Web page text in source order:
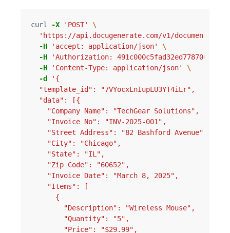
curl -X 'POST'
\
'https://api.docugenerate.com/v1/document'
-H
'accept: application/json'
\
-H
'Authorization:
-H
'Content-Type: application/json'
\
-d
'{
  "template_id": "7VYocxLnIupLU3YT4iLr",
  "data": [{
    "Company Name": "TechGear Solutions",
    "Invoice No": "INV-2025-001",
    "Street Address": "82 Bashford Avenue",
    "City": "Chicago",
    "State": "IL",
    "Zip Code": "60652",
    "Invoice Date": "March 8, 2025",
    "Items": [
      {
        "Description": "Wireless Mouse",
        "Quantity": "5",
        "Price": "$29.99",
        "Amount": "$149.95"
      },
      {
        "Description": "USB-C Cable (2m)",
        "Quantity": "10",
        "Price": "$12.50",
        "Amount": "$125.00"
      },
      {
        "Description": "Laptop Stand",
        "Quantity": "3",
        "Price": "$45.00",
        "Amount": "$135.00"
      }
    ],
    "Sub Total": "$409.95",
    "Tax Rate": "20",
    "Tax Total": "$81.99",
    "Total": "$491.94"
  }],
  "output_format": ".pdf/a-3b",
  "attach": "data:text/xml;name=factur-x.xml;base64,PD94bWwgdmVyc2lvbj0iMS4wIiBlbmNvZGluZz0iVVRGLTgiPz4KPHJzbTpDcm9zc0luZHVzdHJ5SW52b2ljZSB4bWxuczpyc209InVybjp1bjp1bmVjZTp1bmNlZmFjdDpkYXRhOnN0YW5kYXJkOkNyb3NzSW5kdXN0cnlJbnZvaWNlOjEwMCIKICAgICAgICAgICAgICAgICAgICAgICAgICB4bWxuczphPSJ1cm46dW46dW5lY2U6dW5jZWZhY3Q6ZGF0YTpzdGFuZGFyZDpRdWFsaWZpZWREYXRhVHlwZToxMDAiCiAgICAgICAgICAgICAgICAgICAgICAgICAgeG1sbnM6cWR0PSJ1cm46dW46dW5lY2U6dW5jZWZhY3Q6ZGF0YTpzdGFuZGFyZDpRdWFsaWZpZWREYXRhVHlwZToxMCIKICAgICAgICAgICAgICAgICAgICAgICAgICB4bWxuczpyYW09InVybjp1bjp1bmVjZTp1bmNlZmFjdDpkYXRhOnN0YW5kYXJkOlJldXNhYmxlQWdncmVnYXRlQnVzaW5lc3NJbmZvcm1hdGlvbkVudGl0eToxMDAiCiAgICAgICAgICAgICAgICAgICAgICAgICAgeG1sbnM6dWR0PSJ1cm46dW46dW5lY2U6dW5jZWZhY3Q6ZGF0YTpzdGFuZGFyZDpVbnF1YWxpZmllZERhdGFUeXBlOjEwMCIKICAgICAgICAgICAgICAgICAgICAgICAgICB4bWxuczp4c2k9Imh0dHA6Ly93d3cudzMub3JnLzIwMDEvWE1MU2NoZW1hLWluc3RhbmNlIj4KICAgIDxyc206RXhjaGFuZ2VkRG9jdW1lbnRDb250ZXh0PgogICAgICAgIDxyYW06R3VpZGVsaW5lU3BlY2lmaWVkRG9jdW1lbnRDb250ZXh0UGFyYW1ldGVyPgogICAgICAgICAgICA8cmFtOklEPnVybjpjZW4uZXU6ZW4xNjkzMToyMDE3PC9yYW06SUQ+CiAgICAgICAgPC9yYW06R3VpZGVsaW5lU3BlY2lmaWVkRG9jdW1lbnRDb250ZXh0UGFyYW1ldGVyPgogICAgPC9yc206RXhjaGFuZ2VkRG9jdW1lbnRDb250ZXh0PgogICAgPHJzbTpFeGNoYW5nZWREb2N1bWVudD4KICAgICAgICA8cmFtOklEPklOVi0yMDI1LTAwMTwvcmFtOklEPgogICAgICAgIDxyYW06VHlwZUNvZGU+MzgwPC9yYW06VHlwZUNvZGU+CiAgICAgICAgPHJhbTpJc3N1ZURhdGVUaW1lPgogICAgICAgICAgICA8dWR0OkRhdGVUaW1lU3RyaW5nIGZvcm1hdD0iMTAyIj4yMDI1MDMwODwvdWR0OkRhdGVUaW1lU3RyaW5nPgogICAgICAgIDwvcmFtOklzc3VlRGF0ZVRpbWU+CiAgICA8L3JzbTpFeGNoYW5nZWREb2N1bWVudD4KICAgIDxyc206U3VwcGx5Q2hhaW5UcmFkZVRyYW5zYWN0aW9uPgogICAgICAgIDxyYW06SW5jbHVkZWRTdXBwbHlDaGFpblRyYWRlTGluZUl0ZW0+CiAgICAgICAgICAgIDxyYW06QXNzb2NpYXRlZERvY3VtZW50TGluZURvY3VtZW50PgogICAgICAgICAgICAgICAgPHJhbTpMaW5lSUQ+MTwvcmFtOkxpbmVJRD4KICAgICAgICAgICAgPC9yYW06QXNzb2NpYXRlZERvY3VtZW50TGluZURvY3VtZW50PgogICAgICAgICAgICA8cmFtOlNwZWNpZmllZFRyYWRlUHJvZHVjdD4KICAgICAgICAgICAgICAgIDxyYW06TmFtZT5XaXJlbGVzcyBNb3VzZTwvcmFtOk5hbWU+CiAgICAgICAgICAgIDwvcmFtOlNwZWNpZmllZFRyYWRlUHJvZHVjdD4KICAgICAgICAgICAgPHJhbTpTcGVjaWZpZWRMaW5lVHJhZGVBZ3JlZW1lbnQ+CiAgICAgICAgICAgICAgICA8cmFtOk5ldFByaWNlUHJvZHVjdFRyYWRlUHJpY2U+CiAgICAgICAgICAgICAgICAgICAgPHJhbTpDaGFyZ2VBbW91bnQ+MjkuOTk8L3JhbTpDaGFyZ2VBbW91bnQ+CiAgICAgICAgICAgICAgICA8L3JhbTpOZXRQcmljZVByb2R1Y3RUcmFkZVByaWNlPgogICAgICAgICAgICA8L3JhbTpTcGVjaWZpZWRMaW5lVHJhZGVBZ3JlZW1lbnQ+CiAgICAgICAgICAgIDxyYW06U3BlY2lmaWVkTGluZVRyYWRlRGVsaXZlcnk+CiAgICAgICAgICAgICAgICA8cmFtOkJpbGxlZFF1YW50aXR5IHVuaXRDb2RlPSJDNjIiPjUuMDAwMDwvcmFtOkJpbGxlZFF1YW50aXR5PgogICAgICAgICAgICA8L3JhbTpTcGVjaWZpZWRMaW5lVHJhZGVEZWxpdmVyeT4KICAgICAgICAgICAgPHJhbTpTcGVjaWZpZWRMaW5lVHJhZGVTZXR0bGVtZW50PgogICAgICAgICAgICAgICAgPHJhbTpBcHBsaWNhYmxlVHJhZGVUYXg+CiAgICAgICAgICAgICAgICAgICAgPHJhbTpUeXBlQ29kZT5WQVQ8L3JhbTpUeXBlQ29kZT4KICAgICAgICAgICAgICAgICAgICA8cmFtOkNhdGVnb3J5Q29kZT5TPC9yYW06Q2F0ZWdvcnlDb2RlPgogICAgICAgICAgICAgICAgICAgIDxyYW06UmF0ZUFwcGxpY2FibGVQZXJjZW50PjIwPC9yYW06UmF0ZUFwcGxpY2FibGVQZXJjZW50PgogICAgICAgICAgICAgICAgPC9yYW06QXBwbGljYWJsZVRyYWRlVGF4PgogICAgICAgICAgICAgICAgPHJhbTpTcGVjaWZpZWRUcmFkZVNldHRsZW1lbnRMaW5lTW9uZXRhcnlTdW1tYXRpb24+CiAgICAgICAgICAgICAgICAgICAgPHJhbTpMaW5lVG90YWxBbW91bnQ+MTQ5Ljk1PC9yYW06TGluZVRvdGFsQW1vdW50PgogICAgICAgICAgICAgICAgPC9yYW06U3BlY2lmaWVkVHJhZGVTZXR0bGVtZW50TGluZU1vbmV0YXJ5U3VtbWF0aW9uPgogICAgICAgICAgICA8L3JhbTpTcGVjaWZpZWRMaW5lVHJhZGVTZXR0bGVtZW50PgogICAgICAgIDwvcmFtOkluY2x1ZGVkU3VwcGx5Q2hhaW5UcmFkZUxpbmVJdGVtPgogICAgICAgIDxyYW06SW5jbHVkZWRTdXBwbHlDaGFpblRyYWRlTGluZUl0ZW0+CiAgICAgICAgICAgIDxyYW06QXNzb2NpYXRlZERvY3VtZW50TGluZURvY3VtZW50PgogICAgICAgICAgICAgICAgPHJhbTpMaW5lSUQ+MjwvcmFtOkxpbmVJRD4KICAgICAgICAgICAgPC9yYW06QXNzb2NpYXRlZERvY3VtZW50TGluZURvY3VtZW50PgogICAgICAgICAgICA8cmFtOlNwZWNpZmllZFRyYWRlUHJvZHVjdD4KICAgICAgICAgICAgICAgIDxyYW06TmFtZT5VU0ItQyBDYWJsZSAoMm0pPC9yYW06TmFtZT4KICAgICAgICAgICAgPC9yYW06U3BlY2lmaWVkVHJhZGVQcm9kdWN0PgogICAgICAgICAgICA8cmFtOlNwZWNpZmllZExpbmVUcmFkZUFncmVlbWVudD4KICAgICAgICAgICAgICAgIDxyYW06TmV0UHJpY2VQcm9kdWN0VHJhZGVQcmljZT4KICAgICAgICAgICAgICAgICAgICA8cmFtOkNoYXJnZUFtb3VudD4xMi41MDwvcmFtOkNoYXJnZUFtb3VudD4KICAgICAgICAgICAgICAgIDwvcmFtOk5ldFByaWNlUHJvZHVjdFRyYWRlUHJpY2U+CiAgICAgICAgICAgIDwvcmFtOlNwZWNpZmllZExpbmVUcmFkZUFncmVlbWVudD4KICAgICAgICAgICAgPHJhbTpTcGVjaWZpZWRMaW5lVHJhZGVEZWxpdmVyeT4KICAgICAgICAgICAgICAgIDxyYW06QmlsbGVkUXVhbnRpdHkgdW5pdENvZGU9IkM2MiI+MTAuMDAwMDwvcmFtOkJpbGxlZFF1YW50aXR5PgogICAgICAgICAgICA8L3JhbTpTcGVjaWZpZWRMaW5lVHJhZGVEZWxpdmVyeT4KICAgICAgICAgICAgPHJhbTpTcGVjaWZpZWRMaW5lVHJhZGVTZXR0bGVtZW50PgogICAgICAgICAgICAgICAgPHJhbTpBcHBsaWNhYmxlVHJhZGVUYXg+CiAgICAgICAgICAgICAgICAgICAgPHJhbTpUeXBlQ29kZT5WQVQ8L3JhbTpUeXBlQ29kZT4KICAgICAgICAgICAgICAgICAgICA8cmFtOkNhdGVnb3J5Q29kZT5TPC9yYW06Q2F0ZWdvcnlDb2RlPgogICAgICAgICAgICAgICAgICAgIDxyYW06UmF0ZUFwcGxpY2FibGVQZXJjZW50PjIwPC9yYW06UmF0ZUFwcGxpY2FibGVQZXJjZW50PgogICAgICAgICAgICAgICAgPC9yYW06QXBwbGljYWJsZVRyYWRlVGF4PgogICAgICAgICAgICAgICAgPHJhbTpTcGVjaWZpZWRUcmFkZVNldHRsZW1lbnRMaW5lTW9uZXRhcnlTdW1tYXRpb24+CiAgICAgICAgICAgICAgICAgICAgPHJhbTpMaW5lVG90YWxBbW91bnQ+MTI1LjAwPC9yYW06TGluZVRvdGFsQW1vdW50PgogICAgICAgICAgICAgICAgPC9yYW06U3BlY2lmaWVkVHJhZGVTZXR0bGVtZW50TGluZU1vbmV0YXJ5U3VtbWF0aW9uPgogICAgICAgICAgICA8L3JhbTpTcGVjaWZpZWRMaW5lVHJhZGVTZXR0bGVtZW50PgogICAgICAgIDwvcmFtOkluY2x1ZGVkU3VwcGx5Q2hhaW5UcmFkZUxpbmVJdGVtPgogICAgICAgIDxyYW06SW5jbHVkZWRTdXBwbHlDaGFpblRyYWRlTGluZUl0ZW0+CiAgICAgICAgICAgIDxyYW06QXNzb2NpYXRlZERvY3VtZW50TGluZURvY3VtZW50PgogICAgICAgICAgICAgICAgPHJhbTpMaW5lSUQ+MzwvcmFtOkxpbmVJRD4KICAgICAgICAgICAgPC9yYW06QXNzb2NpYXRlZERvY3VtZW50TGluZURvY3VtZW50PgogICAgICAgICAgICA8cmFtOlNwZWNpZmllZFRyYWRlUHJvZHVjdD4KICAgICAgICAgICAgICAgIDxyYW06TmFtZT5MYXB0b3AgU3RhbmQ8L3JhbTpOYW1lPgogICAgICAgICAgICA8L3JhbTpTcGVjaWZpZWRUcmFkZVByb2R1Y3Q+CiAgICAgICAgICAgIDxyYW06U3BlY2lmaWVkTGluZVRyYWRlQWdyZWVtZW50PgogICAgICAgICAgICAgICAgPHJhbTpOZXRQcmljZVByb2R1Y3RUcmFkZVByaWNlPgogICAgICAgICAgICAgICAgICAgIDxyYW06Q2hhcmdlQW1vdW50PjQ1LjAwPC9yYW06Q2hhcmdlQW1vdW50PgogICAgICAgICAgICAgICAgPC9yYW06TmV0UHJpY2VQcm9kdWN0VHJhZGVQcmljZT4KICAgICAgICAgICAgPC9yYW06U3BlY2lmaWVkTGluZVRyYWRlQWdyZWVtZW50PgogICAgICAgICAgICA8cmFtOlNwZWNpZmllZExpbmVUcmFkZURlbGl2ZXJ5PgogICAgICAgICAgICAgICAgPHJhbTpCaWxsZWRRdWFudGl0eSB1bml0Q29kZT0iQzYyIj4zLjAwMDA8L3JhbTpCaWxsZWRRdWFudGl0eT4KICAgICAgICAgICAgPC9yYW06U3BlY2lmaWVkTGluZVRyYWRlRGVsaXZlcnk+CiAgICAgICAgICAgIDxyYW06U3BlY2lmaWVkTGluZVRyYWRlU2V0dGxlbWVudD4KICAgICAgICAgICAgICAgIDxyYW06QXBwbGljYWJsZVRyYWRlVGF4PgogICAgICAgICAgICAgICAgICAgIDxyYW06VHlwZUNvZGU+VkFUPC9yYW06VHlwZUNvZGU+CiAgICAgICAgICAgICAgICAgICAgPHJhbTpDYXRlZ29yeUNvZGU+UzwvcmFtOkNhdGVnb3J5Q29kZT4KICAgICAgICAgICAgICAgICAgICA8cmFtOlJhdGVBcHBsaWNhYmxlUGVyY2VudD4yMDwvcmFtOlJhdGVBcHBsaWNhYmxlUGVyY2VudD4KICAgICAgICAgICAgICAgIDwvcmFtOkFwcGxpY2FibGVUcmFkZVRheD4KICAgICAgICAgICAgICAgIDxyYW06U3BlY2lmaWVkVHJhZGVTZXR0bGVtZW50TGluZU1vbmV0YXJ5U3VtbWF0aW9uPgogICAgICAgICAgICAgICAgICAgIDxyYW06TGluZVRvdGFsQW1vdW50PjEzNS4wMDwvcmFtOkxpbmVUb3RhbEFtb3VudD4KICAgICAgICAgICAgICAgIDwvcmFtOlNwZWNpZmllZFRyYWRlU2V0dGxlbWVudExpbmVNb25ldGFyeVN1bW1hdGlvbj4KICAgICAgICAgICAgPC9yYW06U3BlY2lmaWVkTGluZVRyYWRlU2V0dGxlbWVudD4KICAgICAgICA8L3JhbTpJbmNsdWRlZFN1cHBseUNoYWluVHJhZGVMaW5lSXRlbT4KICAgICAgICA8cmFtOkFwcGxpY2FibGVIZWFkZXJUcmFkZUFncmVlbWVudD4KICAgICAgICAgICAgPHJhbTpTZWxsZXJUcmFkZVBhcnR5PgogICAgICAgICAgICAgICAgPHJhbTpOYW1lPkRvY3VHZW5lcmF0ZTwvcmFtOk5hbWU+CiAgICAgICAgICAgICAgICA8cmFtOlBvc3RhbFRyYWRlQWRkcmVzcz4KICAgICAgICAgICAgICAgICAgICA8cmFtOlBvc3Rjb2RlQ29kZT45MDAxMzwvcmFtOlBvc3Rjb2RlQ29kZT4KICAgICAgICAgICAgICAgICAgICA8cmFtOkxpbmVPbmU+OTMgRWFzdCBMYXNzZW4gU3RyZWV0PC9yYW06TGluZU9uZT4KICAgICAgICAgICAgICAgICAgICA8cmFtOkNpdHlOYW1lPkxvcyBBbmdlbGVzPC9yYW06Q2l0eU5hbWU+CiAgICAgICAgICAgICAgICAgICAgPHJhbTpDb3VudHJ5SUQ+VVM8L3JhbTpDb3VudHJ5SUQ+CiAgICAgICAgICAgICAgICA8L3JhbTpQb3N0YWxUcmFkZUFkZHJlc3M+CiAgICAgICAgICAgICAgICA8cmFtOlNwZWNpZmllZFRheFJlZ2lzdHJhdGlvbj4KICAgICAgICAgICAgICAgICAgICA8cmFtOklEIHNjaGVtZUlEPSJWQSI+VVMxMjM2NzYyMzwvcmFtOklEPgogICAgICAgICAgICAgICAgPC9yYW06U3BlY2lmaWVkVGF4UmVnaXN0cmF0aW9uPgogICAgICAgICAgICA8L3JhbTpTZWxsZXJUcmFkZVBhcnR5PgogICAgICAgICAgICA8cmFtOkJ1eWVyVHJhZGVQYXJ0eT4KICAgICAgICAgICAgICAgIDxyYW06TmFtZT5UZWNoR2VhciBTb2x1dGlvbnM8L3JhbTpOYW1lPgogICAgICAgICAgICAgICAgPHJhbTpQb3N0YWxUcmFkZUFkZHJlc3M+CiAgICAgICAgICAgICAgICAgICAgPHJhbTpQb3N0Y29kZUNvZGU+NjA2NTI8L3JhbTpQb3N0Y29kZUNvZGU+CiAgICAgICAgICAgICAgICAgICAgPHJhbTpMaW5lT25lPjgyIEJhc2hmb3JkIEF2ZW51ZTwvcmFtOkxpbmVPbmU+CiAgICAgICAgICAgICAgICAgICAgPHJhbTpDaXR5TmFtZT5DaGljYWdvPC9yYW06Q2l0eU5hbWU+CiAgICAgICAgICAgICAgICAgICAgPHJhbTpDb3VudHJ5SUQ+VVM8L3JhbTpDb3VudHJ5SUQ+CiAgICAgICAgICAgICAgICA8L3JhbTpQb3N0YWxUcmFkZUFkZHJlc3M+CiAgICAgICAgICAgIDwvcmFtOkJ1eWVyVHJhZGVQYXJ0eT4KICAgICAgICA8L3JhbTpBcHBsaWNhYmxlSGVhZGVyVHJhZGVBZ3JlZW1lbnQ+CiAgICAgICAgPHJhbTpBcHBsaWNhYmxlSGVhZGVyVHJhZGVEZWxpdmVyeT4KICAgICAgICAgICAgPHJhbTpBY3R1YWxEZWxpdmVyeVN1cHBseUNoYWluRXZlbnQ+CiAgICAgICAgICAgICAgICA8cmFtOk9jY3VycmVuY2VEYXRlVGltZT4KICAgICAgICAgICAgICAgICAgICA8dWR0OkRhdGVUaW1lU3RyaW5nIGZvcm1hdD0iMTAyIj4yMDI1MDMwODwvdWR0OkRhdGVUaW1lU3RyaW5nPgogICAgICAgICAgICAgICAgPC9yYW06T2NjdXJyZW5jZURhdGVUaW1lPgogICAgICAgICAgICA8L3JhbTpBY3R1YWxEZWxpdmVyeVN1cHBseUNoYWluRXZlbnQ+CiAgICAgICAgPC9yYW06QXBwbGljYWJsZUhlYWRlclRyYWRlRGVsaXZlcnk+CiAgICAgICAgPHJhbTpBcHBsaWNhYmxlSGVhZGVyVHJhZGVTZXR0bGVtZ